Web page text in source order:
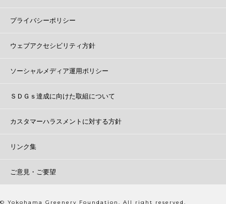
プライバシーポリシー
ウェブアクセシビリティ方針
ソーシャルメディア運用ポリシー
ＳＤＧｓ達成に向けた取組について
カスタマーハラスメントに対する方針
リンク集
ご意見・ご要望
© Yokohama Greenery Foundation. All right reserved.